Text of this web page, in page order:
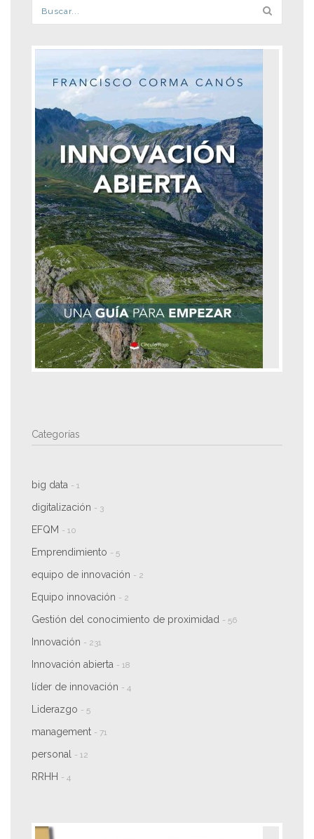
Formulario de búsqueda
Categorías
big data - 1
digitalización - 3
EFQM - 10
Emprendimiento - 5
equipo de innovación - 2
Equipo innovación - 2
Gestión del conocimiento de proximidad - 56
Innovación - 231
Innovación abierta - 18
líder de innovación - 4
Liderazgo - 5
management - 71
personal - 12
RRHH - 4